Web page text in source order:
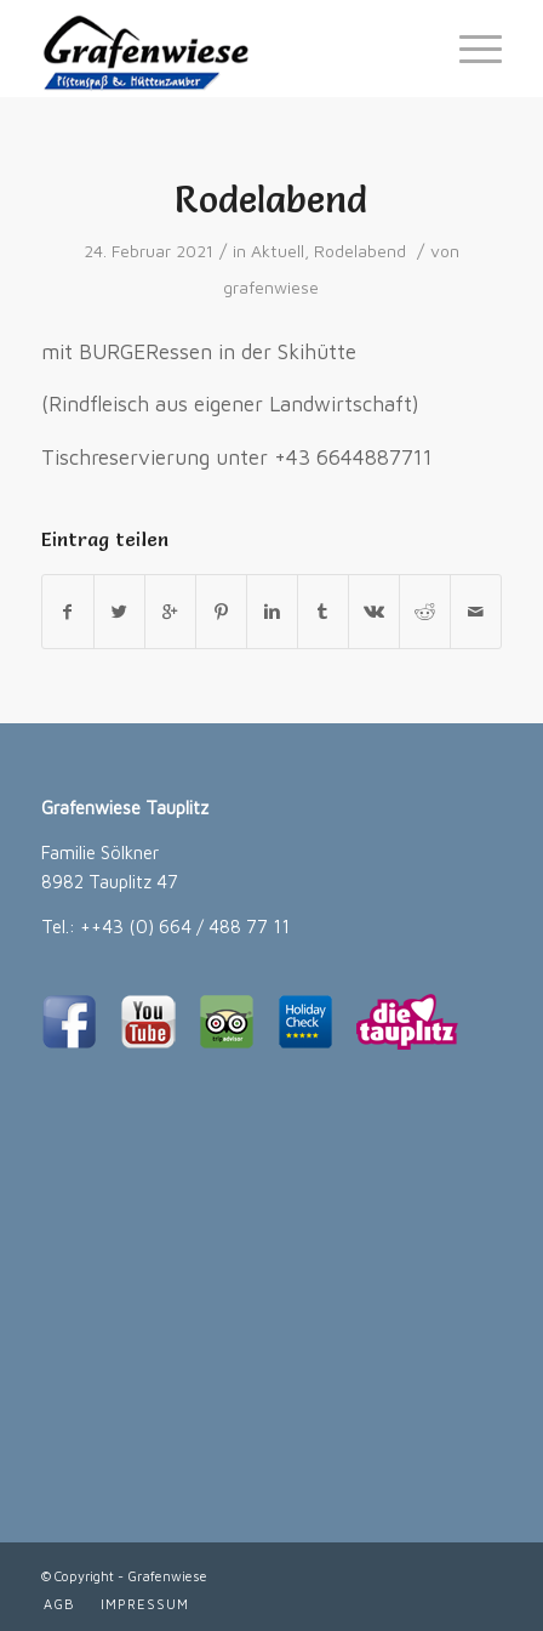
Rodelabend
24. Februar 2021 / in Aktuell Rodelabend / von
grafenwiese
mit BURGERessen in der Skihütte
(Rindfleisch aus eigener Landwirtschaft)
Tischreservierung unter +43 6644887711
Eintrag teilen
Grafenwiese Tauplitz
Familie Sölkner
8982 Tauplitz 47
Tel.: ++43 (0) 664 / 488 77 11
© Copyright - Grafenwiese
AGB
IMPRESSUM